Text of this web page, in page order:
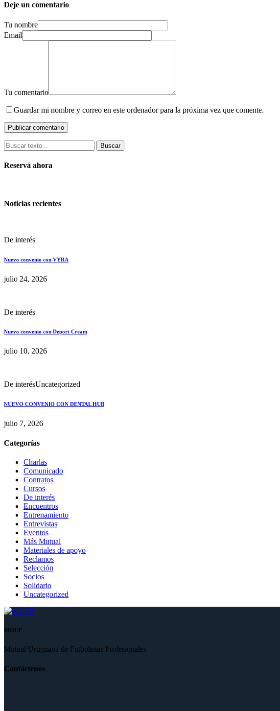
Deje un comentario
Tu nombre
Email
Tu comentario
Guardar mi nombre y correo en este ordenador para la próxima vez que comente.
Buscar
Reservá ahora
Noticias recientes
De interés
Nuevo convenio con VYRA
julio 24, 2026
De interés
Nuevo convenio con Deport Cream
julio 10, 2026
De interésUncategorized
NUEVO CONVENIO CON DENTAL HUB
julio 7, 2026
Categorías
Charlas
Comunicado
Contratos
Cursos
De interés
Encuentros
Entrenamiento
Entrevistas
Eventos
Más Mutual
Materiales de apoyo
Reclamos
Selección
Socios
Solidario
Uncategorized
MUFP
Mutual Uruguaya de Futbolistas Profesionales
Contáctenos